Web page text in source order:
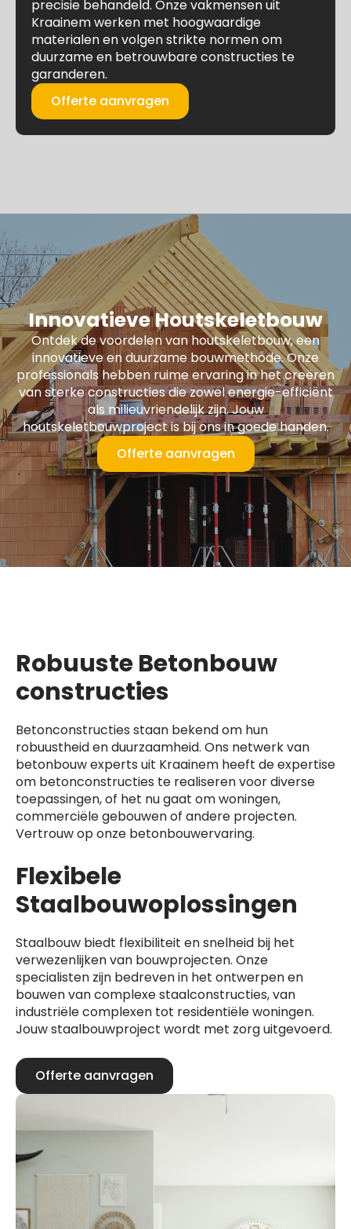
precisie behandeld. Onze vakmensen uit
Kraainem werken met hoogwaardige
materialen en volgen strikte normen om
duurzame en betrouwbare constructies te
garanderen.
Offerte aanvragen
Innovatieve Houtskeletbouw
Ontdek de voordelen van houtskeletbouw, een
innovatieve en duurzame bouwmethode. Onze
professionals hebben ruime ervaring in het creëren
van sterke constructies die zowel energie-efficiënt
als milieuvriendelijk zijn. Jouw
houtskeletbouwproject is bij ons in goede handen.
Offerte aanvragen
Robuuste Betonbouw
constructies
Betonconstructies staan bekend om hun
robuustheid en duurzaamheid. Ons netwerk van
betonbouw experts uit Kraainem heeft de expertise
om betonconstructies te realiseren voor diverse
toepassingen, of het nu gaat om woningen,
commerciële gebouwen of andere projecten.
Vertrouw op onze betonbouwervaring.
Flexibele
Staalbouwoplossingen
Staalbouw biedt flexibiliteit en snelheid bij het
verwezenlijken van bouwprojecten. Onze
specialisten zijn bedreven in het ontwerpen en
bouwen van complexe staalconstructies, van
industriële complexen tot residentiële woningen.
Jouw staalbouwproject wordt met zorg uitgevoerd.
Offerte aanvragen